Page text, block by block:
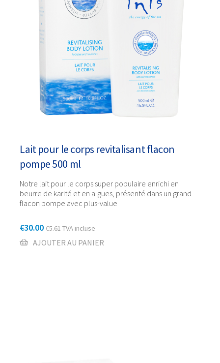
Lait pour le corps revitalisant flacon
pompe 500 ml
Notre lait pour le corps super populaire enrichi en
beurre de karité et en algues, présenté dans un grand
flacon pompe avec plus-value
€30.00 €5.61 TVA incluse
AJOUTER AU PANIER